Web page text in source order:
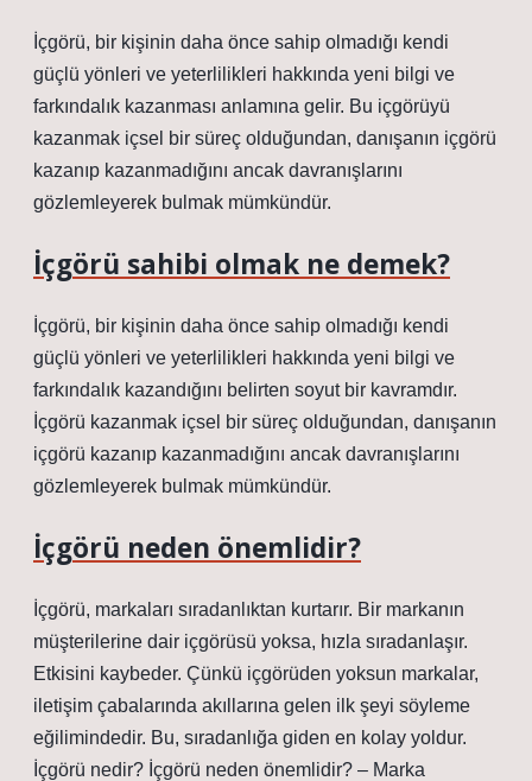
İçgörü, bir kişinin daha önce sahip olmadığı kendi
güçlü yönleri ve yeterlilikleri hakkında yeni bilgi ve
farkındalık kazanması anlamına gelir. Bu içgörüyü
kazanmak içsel bir süreç olduğundan, danışanın içgörü
kazanıp kazanmadığını ancak davranışlarını
gözlemleyerek bulmak mümkündür.
İçgörü sahibi olmak ne demek?
İçgörü, bir kişinin daha önce sahip olmadığı kendi
güçlü yönleri ve yeterlilikleri hakkında yeni bilgi ve
farkındalık kazandığını belirten soyut bir kavramdır.
İçgörü kazanmak içsel bir süreç olduğundan, danışanın
içgörü kazanıp kazanmadığını ancak davranışlarını
gözlemleyerek bulmak mümkündür.
İçgörü neden önemlidir?
İçgörü, markaları sıradanlıktan kurtarır. Bir markanın
müşterilerine dair içgörüsü yoksa, hızla sıradanlaşır.
Etkisini kaybeder. Çünkü içgörüden yoksun markalar,
iletişim çabalarında akıllarına gelen ilk şeyi söyleme
eğilimindedir. Bu, sıradanlığa giden en kolay yoldur.
İçgörü nedir? İçgörü neden önemlidir? – Marka